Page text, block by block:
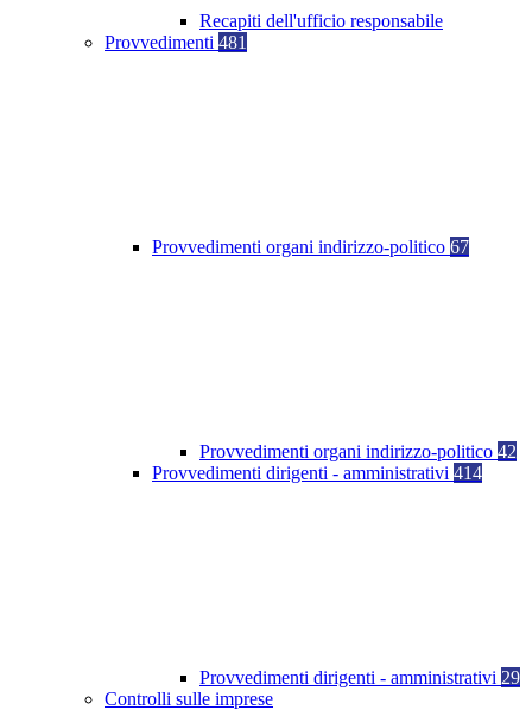
Recapiti dell'ufficio responsabile
Provvedimenti 481
Provvedimenti organi indirizzo-politico 67
Provvedimenti organi indirizzo-politico 42
Provvedimenti dirigenti - amministrativi 414
Provvedimenti dirigenti - amministrativi 29
Controlli sulle imprese